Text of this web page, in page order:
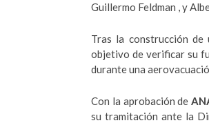
Guillermo Feldman , y
Tras la construcción de
objetivo de verificar su
durante una
Con la aprobación de
su tramitación ante la